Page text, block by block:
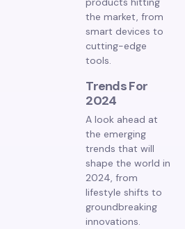
the market, from
smart devices to
cutting-edge
tools.
Trends For
2024
A look ahead at
the emerging
trends that will
shape the world in
2024, from
lifestyle shifts to
groundbreaking
innovations.